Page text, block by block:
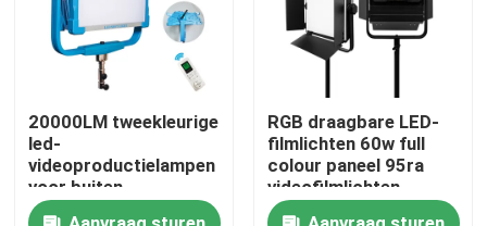
20000LM tweekleurige
led-
videoproductielampen
voor buiten
RGB draagbare LED-
filmlichten 60w full
colour paneel 95ra
videofilmlichten